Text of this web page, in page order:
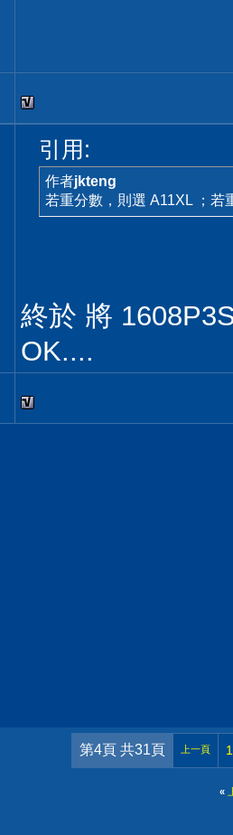
引用:
作者jkteng
若重分數，則選 A11XL ；
終於 將
OK....
第4頁 共31頁 上一頁 1
«